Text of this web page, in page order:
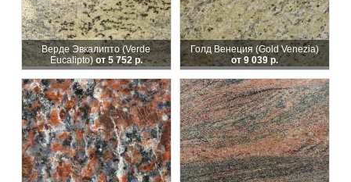
Верде Эвкалипто (Verde
Eucalipto)от 5 752 р.
Голд Венеция (Gold Venezia)
от 9 039 р.